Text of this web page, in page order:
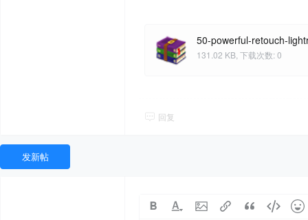
50-powerful-retouch-
131.02 KB, 下载次数: 0
回复
发新帖